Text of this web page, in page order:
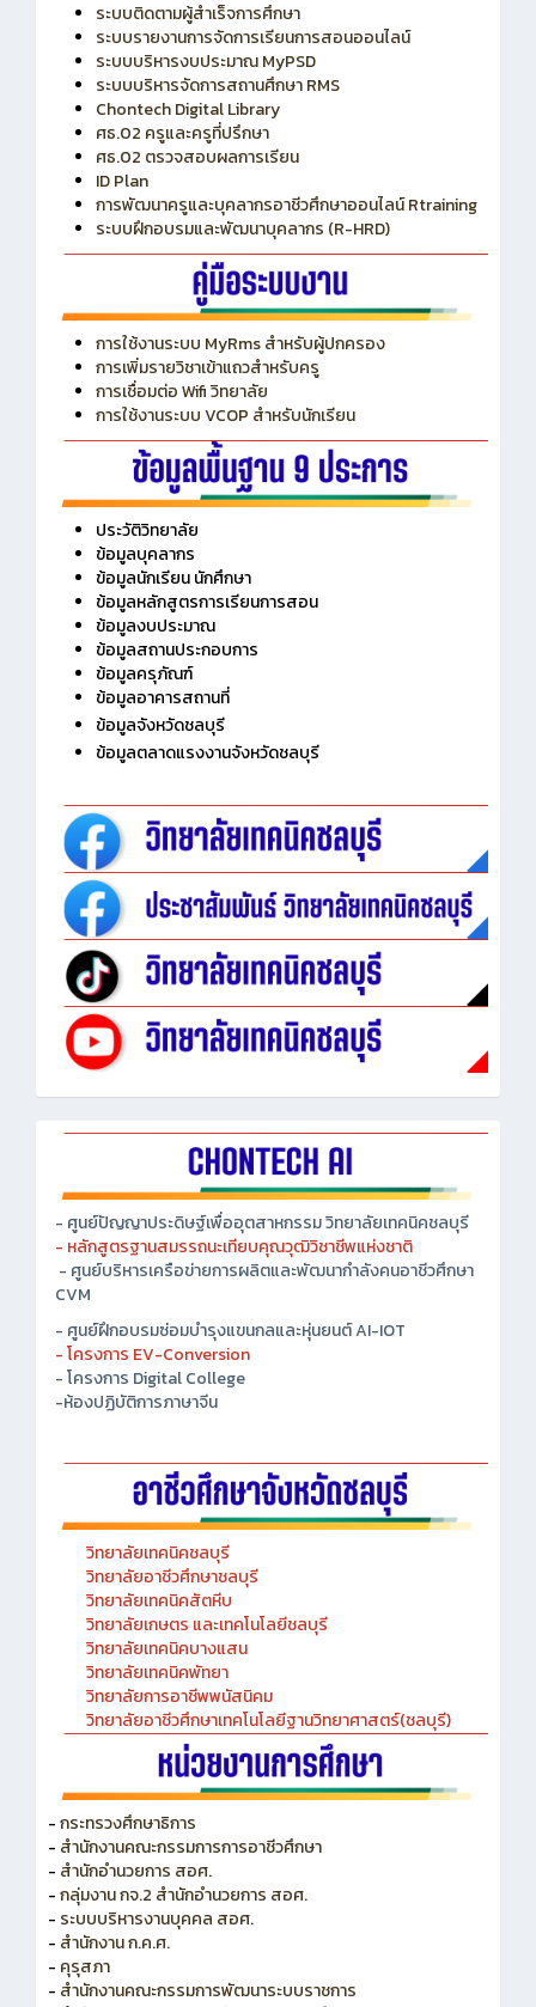
ระบบติดตามผู้สำเร็จการศึกษา
ระบบรายงานการจัดการเรียนการสอนออนไลน์
ระบบบริหารงบประมาณ MyPSD
ระบบบริหารจัดการสถานศึกษา RMS
Chontech Digital Library
ศธ.02 ครูและครูที่ปรึกษา
ศธ.02 ตรวจสอบผลการเรียน
ID Plan
การพัฒนาครูและบุคลากรอาชีวศึกษาออนไลน์ Rtraining
ระบบฝึกอบรมและพัฒนาบุคลากร (R-HRD)
การใช้งานระบบ MyRms สำหรับผู้ปกครอง
การเพิ่มรายวิชาเข้าแถวสำหรับครู
การเชื่อมต่อ Wifi วิทยาลัย
การใช้งานระบบ VCOP สำหรับนักเรียน
ประวัติวิทยาลัย
ข้อมูลบุคลากร
ข้อมูลนักเรียน นักศึกษา
ข้อมูลหลักสูตรการเรียนการสอน
ข้อมูลงบประมาณ
ข้อมูลสถานประกอบการ
ข้อมูลครุภัณฑ์
ข้อมูลอาคารสถานที่
ข้อมูลจังหวัดชลบุรี
ข้อมูลตลาดแรงงานจังหวัดชลบุรี
- ศูนย์ปัญญาประดิษฐ์เพื่ออุตสาหกรรม วิทยาลัยเทคนิคชลบุรี
- หลักสูตรฐานสมรรถนะเทียบคุณวุฒิวิชาชีพแห่งชาติ
- ศูนย์บริหารเครือข่ายการผลิตและพัฒนากำลังคนอาชีวศึกษา
CVM
- ศูนย์ฝึกอบรมซ่อมบำรุงแขนกลและหุ่นยนต์ AI-IOT
- โครงการ EV-Conversion
- โครงการ Digital College
-ห้องปฏิบัติการภาษาจีน
วิทยาลัยเทคนิคชลบุรี
วิทยาลัยอาชีวศึกษาชลบุรี
วิทยาลัยเทคนิคสัตหีบ
วิทยาลัยเกษตร และเทคโนโลยีชลบุรี
วิทยาลัยเทคนิคบางแสน
วิทยาลัยเทคนิคพัทยา
วิทยาลัยการอาชีพพนัสนิคม
วิทยาลัยอาชีวศึกษาเทคโนโลยีฐานวิทยาศาสตร์(ชลบุรี)
-กระทรวงศึกษาธิการ
- สำนักงานคณะกรรมการการอาชีวศึกษา
- สำนักอำนวยการ สอศ.
-กลุ่มงาน กจ.2 สำนักอำนวยการ สอศ.
- ระบบบริหารงานบุคคล สอศ.
- สำนักงาน ก.ค.ศ.
- คุรุสภา
- สำนักงานคณะกรรมการพัฒนาระบบราชการ